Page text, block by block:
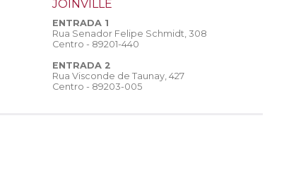
JOINVILLE
ENTRADA 1
Rua Senador Felipe Schmidt, 308
Centro - 89201-440
ENTRADA 2
Rua Visconde de Taunay, 427
Centro - 89203-005